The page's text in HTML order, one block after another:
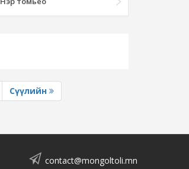
Сүүлийн
contact@mongoltoli.mn